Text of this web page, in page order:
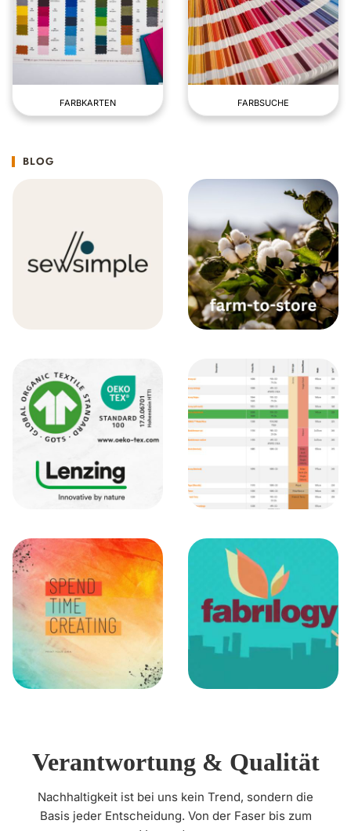
FARBKARTEN FARBSUCHE
BLOG
Verantwortung & Qualität
Nachhaltigkeit ist bei uns kein Trend, sondern die
Basis jeder Entscheidung. Von der Faser bis zum